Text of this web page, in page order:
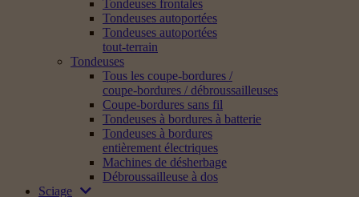
Tondeuses frontales
Tondeuses autoportées
Tondeuses autoportées
tout-terrain
Tondeuses
Tous les coupe-bordures /
coupe-bordures / débroussailleuses
Coupe-bordures sans fil
Tondeuses à bordures à batterie
Tondeuses à bordures
entièrement électriques
Machines de désherbage
Débroussailleuse à dos
Sciage